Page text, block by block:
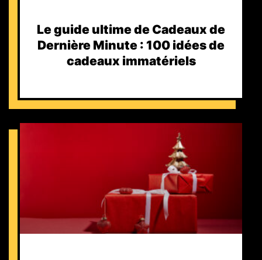
Le guide ultime de Cadeaux de
Dernière Minute : 100 idées de
cadeaux immatériels